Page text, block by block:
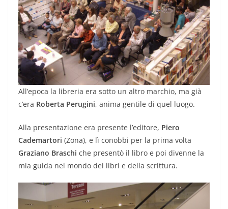
All’epoca la libreria era sotto un altro marchio, ma già
c’era Roberta Perugini, anima gentile di quel luogo.
Alla presentazione era presente l’editore, Piero
Cademartori (Zona), e lì conobbi per la prima volta
Graziano Braschi che presentò il libro e poi divenne la
mia guida nel mondo dei libri e della scrittura.